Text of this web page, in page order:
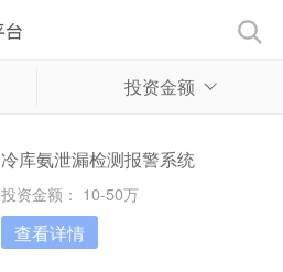
投资金额
冷库氨泄漏检测报警系统
投资金额： 10-50万
查看详情